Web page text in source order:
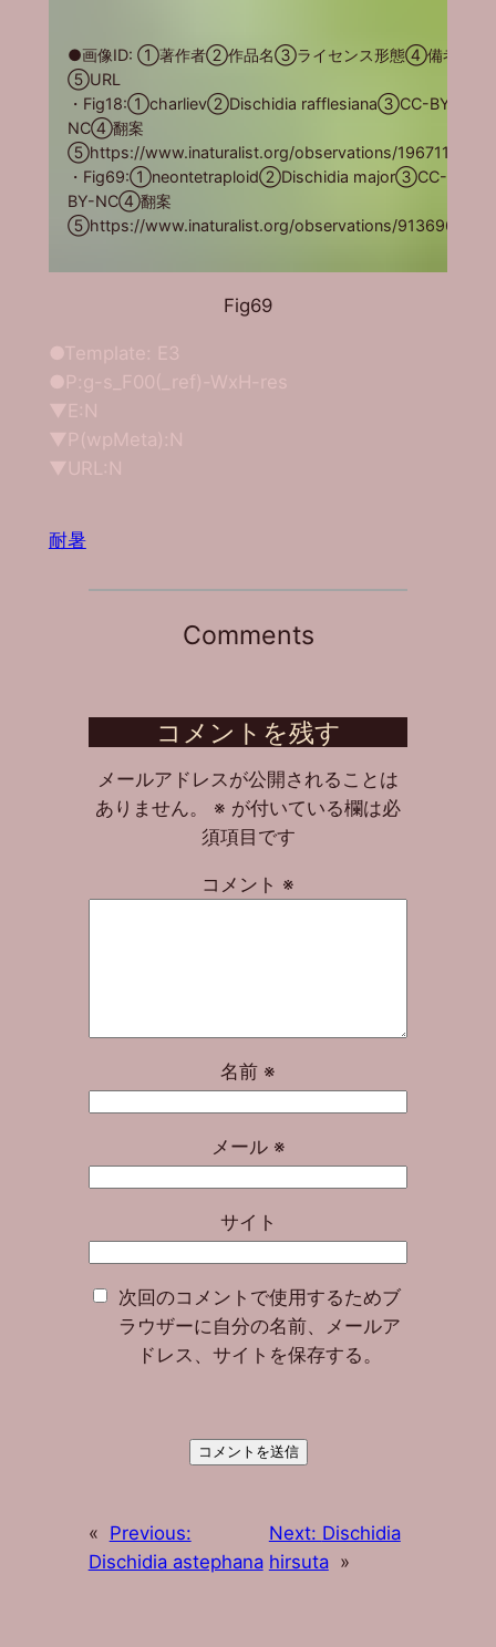
●画像ID: ①著作者②作品名③ライセンス形態④備考
⑤URL
・Fig18:①charliev②Dischidia rafflesiana③CC-BY-
NC④翻案
⑤https://www.inaturalist.org/observations/19671118
・Fig69:①neontetraploid②Dischidia major③CC-
BY-NC④翻案
⑤https://www.inaturalist.org/observations/9136969
Fig69
●Template: E3
●P:g-s_F00(_ref)-WxH-res
▼E:N
▼P(wpMeta):N
▼URL:N
耐暑
Comments
コメントを残す
メールアドレスが公開されることは
ありません。
※ が付いている欄は必
須項目です
コメント ※
名前 ※
メール ※
サイト
次回のコメントで使用するためブ
ラウザーに自分の名前、メールア
ドレス、サイトを保存する。
« Previous:
Dischidia astephana
Next: Dischidia
hirsuta »